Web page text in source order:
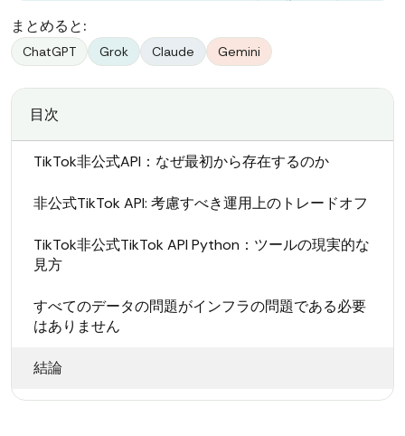
まとめると:
ChatGPT Grok Claude Gemini
目次
TikTok非公式API：なぜ最初から存在するのか
非公式TikTok API: 考慮すべき運用上のトレードオフ
TikTok非公式TikTok API Python：ツールの現実的な
見方
すべてのデータの問題がインフラの問題である必要
はありません
結論